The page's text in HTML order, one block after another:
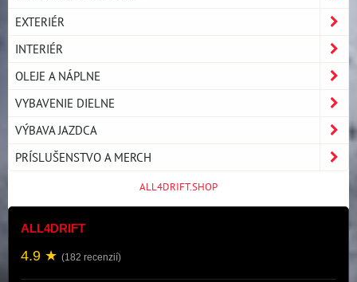
EXTERIÉR
INTERIÉR
OLEJE A NÁPLNE
VYBAVENIE DIELNE
VÝBAVA JAZDCA
PRÍSLUŠENSTVO A MERCH
ALL4DRIFT.SHOP
ALL4DRIFT
4.9 ★ (182 recenzií)